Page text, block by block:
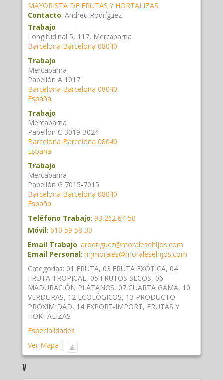
MAYORISTA DE FRUTAS Y HORTALIZAS
Contacto: Andreu Rodríguez
Trabajo
Longitudinal 5, 117, Mercabarna
Barcelona Barcelona 08040
Trabajo
Mercabarna
Pabellón A 1017
Barcelona Barcelona 08040
España
Trabajo
Mercabarna
Pabellón C 3019-3024
Barcelona Barcelona 08040
España
Trabajo
Mercabarna
Pabellón G 7015-7015
Barcelona Barcelona 08040
España
Teléfono Trabajo: 93 262 64 50
Móvil: 610 59 58 30
Email Trabajo: arodriguez@moralesehijos.com
Email Personal: mjmorales@moralesehijos.com
Categorías: 01 FRUTA, 03 FRUTA EXÓTICA, 04
FRUTA TROPICAL, 05 FRUTOS SECOS, 06
MADURACIÓN PLÁTANOS, 07 CUARTA GAMA, 10
VERDURAS, 12 ECOLÓGICOS, 13 PRODUCTO
PROXIMIDAD, 14 EXPORT-IMPORT, FRUTAS Y
HORTALIZAS
Especialidades
Ver Mapa |
V